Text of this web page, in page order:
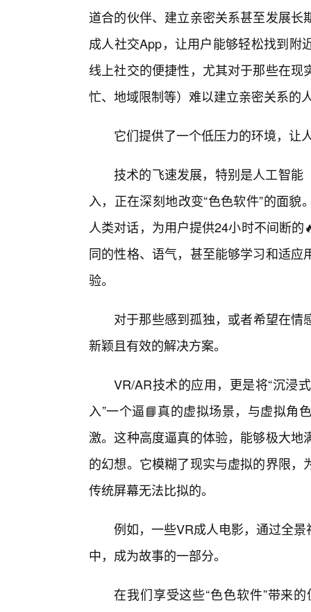
道合的伙伴、建立亲密关系甚至发展
成人社交App，让用户能够轻松找到附
线上社交的便捷性，尤其对于那些在
忙、地域限制等）难以建立亲密关系的
它们提供了一个低压力的环境，让
技术的飞速发展，特别是人工智能
入，正在深刻地改变“色色软件”的面
人类对话，为用户提供24小时不间断
同的性格、语气，甚至能够学习和适
验。
对于那些感到孤独，或者希望在
新颖且有效的解决方案。
VR/AR技术的应用，更是将“沉浸
入”一个逼📘真的虚拟场景，与虚拟角
激。这种高度逼真的体验，能够极大
的幻想。它模糊了现实与虚拟的界限
传统屏幕无法比拟的。
例如，一些VR成人电影，通过全
中，成为故事的一部分。
在我们享受这些“色色软件”带来